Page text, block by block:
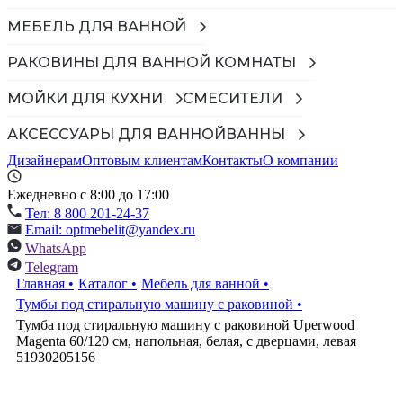
МЕБЕЛЬ ДЛЯ ВАННОЙ
РАКОВИНЫ ДЛЯ ВАННОЙ КОМНАТЫ
МОЙКИ ДЛЯ КУХНИ СМЕСИТЕЛИ
АКСЕССУАРЫ ДЛЯ ВАННОЙВАННЫ
ДизайнерамОптовым клиентамКонтактыО компании
Ежедневно с 8:00 до 17:00
Тел: 8 800 201-24-37
Email: optmebelit@yandex.ru
WhatsApp
Telegram
Главная • Каталог • Мебель для ванной •
Тумбы под стиральную машину с раковиной •
Тумба под стиральную машину с раковиной Uperwood
Magenta 60/120 см, напольная, белая, с дверцами, левая
51930205156